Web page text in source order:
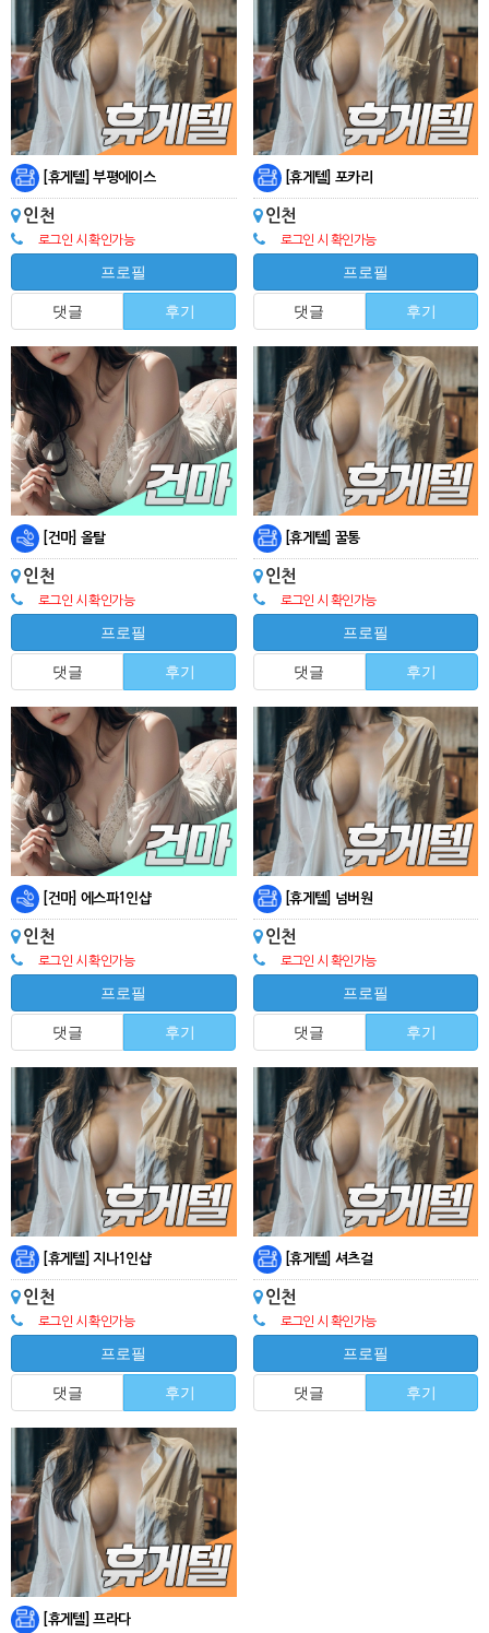
[휴게텔] 부평에이스
인천
로그인 시 확인가능
프로필
댓글 후기
[휴게텔] 포카리
인천
로그인 시 확인가능
프로필
댓글 후기
[건마] 올탈
인천
로그인 시 확인가능
프로필
댓글 후기
[휴게텔] 꿀통
인천
로그인 시 확인가능
프로필
댓글 후기
[건마] 에스파1인샵
인천
로그인 시 확인가능
프로필
댓글 후기
[휴게텔] 넘버원
인천
로그인 시 확인가능
프로필
댓글 후기
[휴게텔] 지나1인샵
인천
로그인 시 확인가능
프로필
댓글 후기
[휴게텔] 셔츠걸
인천
로그인 시 확인가능
프로필
댓글 후기
[휴게텔] 프라다